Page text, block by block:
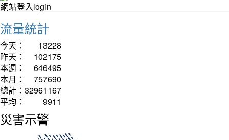
網站登入login
流量統計
今天：
13228
昨天：
102175
本週：
646495
本月：
757690
總計： 32961167
平均：
9911
災害示警